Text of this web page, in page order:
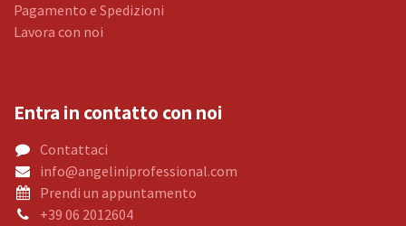
Pagamento e Spedizioni
Lavora con noi
Entra in contatto con noi
Contattaci
info@angeliniprofessional.com
Prendi un appuntamento
+39 06 2012604